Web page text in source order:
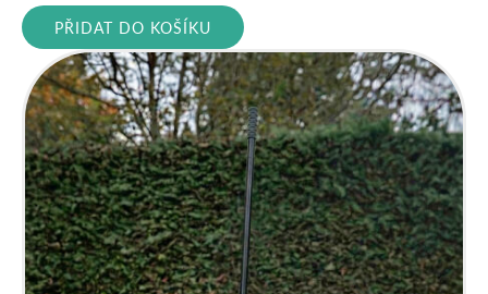
byla:
2
190 Kč.
je:
1
849 Kč.
PŘIDAT DO KOŠÍKU